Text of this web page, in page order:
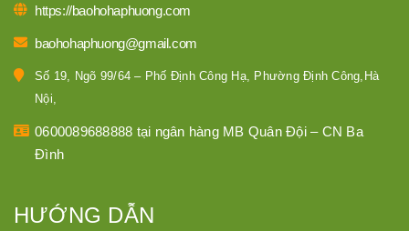
https://baohohaphuong.com
baohohaphuong@gmail.com
Số 19, Ngõ 99/64 – Phố Định Công Hạ, Phường Định Công,Hà
Nội,
0600089688888 tại ngân hàng MB Quân Đội – CN Ba
Đình
HƯỚNG DẪN